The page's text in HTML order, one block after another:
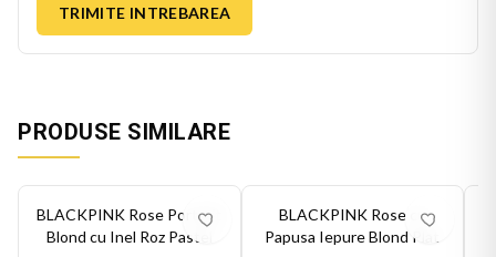
TRIMITE INTREBAREA
PRODUSE SIMILARE
6%
BLACKPINK Rose Portrait
Blond cu Inel Roz Pastel
BLACKPINK Rose cu
Papusa Iepure Blond Plat